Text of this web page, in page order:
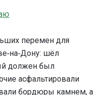
перемен для
шёл
должен был
асфальтировали
бордюры камнем, а